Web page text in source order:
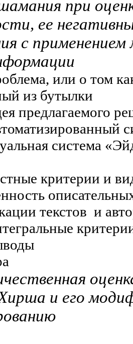
при
ее
с
или о том
из бутылки
предлагаемого
система
критерии и
текстов и
и его